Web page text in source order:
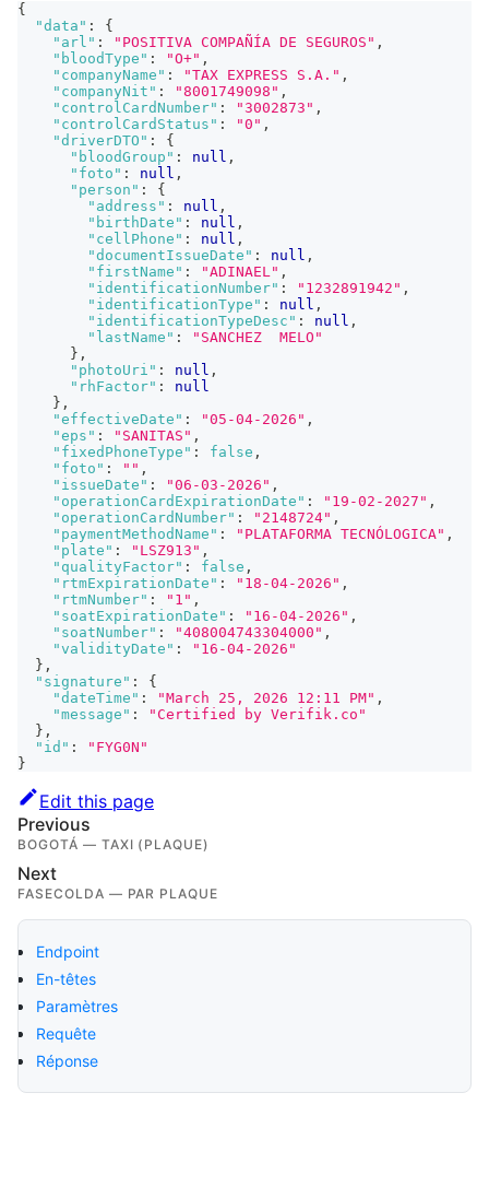
{
"data" :
{
"arl" : "POSITIVA COMPAÑÍA DE SEGUROS" ,
"bloodType" : "O+" ,
"companyName" : "TAX EXPRESS S.A." ,
"companyNit" : "8001749098" ,
"controlCardNumber" : "3002873" ,
"controlCardStatus" : "0" ,
"driverDTO" :
{
"bloodGroup" : null ,
"foto" : null ,
"person" :
{
"address" : null ,
"birthDate" : null ,
"cellPhone" : null ,
"documentIssueDate" : null ,
"firstName" : "ADINAEL" ,
"identificationNumber" : "1232891942" ,
"identificationType" : null ,
"identificationTypeDesc" : null ,
"lastName" :
"SANCHEZ  MELO"
} ,
"photoUri" : null ,
"rhFactor" :
null
} ,
"effectiveDate" : "05-04-2026" ,
"eps" : "SANITAS" ,
"fixedPhoneType" : false ,
"foto" : "" ,
"issueDate" : "06-03-2026" ,
"operationCardExpirationDate" : "19-02-2027" ,
"operationCardNumber" : "2148724" ,
"paymentMethodName" : "PLATAFORMA TECNÓLOGICA" ,
"plate" : "LSZ913" ,
"qualityFactor" : false ,
"rtmExpirationDate" : "18-04-2026" ,
"rtmNumber" : "1" ,
"soatExpirationDate" : "16-04-2026" ,
"soatNumber" : "408004743304000" ,
"validityDate" :
"16-04-2026"
} ,
"signature" :
{
"dateTime" : "March 25, 2026 12:11 PM" ,
"message" :
"Certified by Verifik.co"
} ,
"id" :
"FYG0N"
}
Edit this page
Previous
BOGOTÁ — TAXI (PLAQUE)
Next
FASECOLDA — PAR PLAQUE
Endpoint
En-têtes
Paramètres
Requête
Réponse